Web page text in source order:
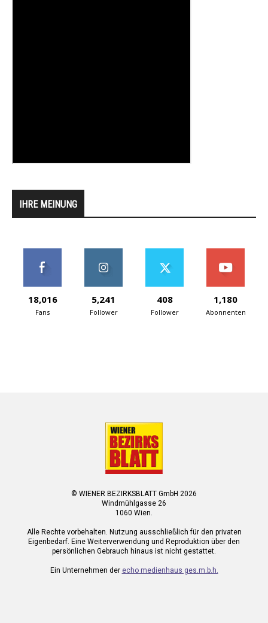
IHRE MEINUNG
18,016
Fans
5,241
Follower
408
Follower
1,180
Abonnenten
© WIENER BEZIRKSBLATT GmbH 2026
Windmühlgasse 26
1060 Wien.
Alle Rechte vorbehalten. Nutzung ausschließlich für den privaten
Eigenbedarf. Eine Weiterverwendung und Reproduktion über den
persönlichen Gebrauch hinaus ist nicht gestattet.
Ein Unternehmen der echo medienhaus ges.m.b.h.